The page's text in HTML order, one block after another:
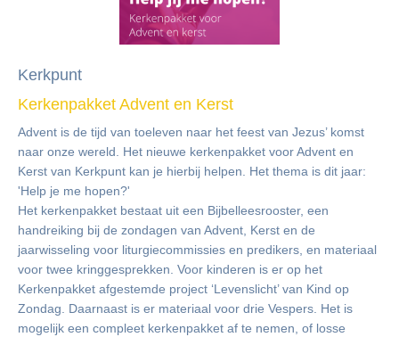
Kerkpunt
Kerkenpakket Advent en Kerst
Advent is de tijd van toeleven naar het feest van Jezus’ komst
naar onze wereld. Het nieuwe kerkenpakket voor Advent en
Kerst van Kerkpunt kan je hierbij helpen. Het thema is dit jaar:
'Help je me hopen?'
Het kerkenpakket bestaat uit een Bijbelleesrooster, een
handreiking bij de zondagen van Advent, Kerst en de
jaarwisseling voor liturgiecommissies en predikers, en materiaal
voor twee kringgesprekken. Voor kinderen is er op het
Kerkenpakket afgestemde project ‘Levenslicht’ van Kind op
Zondag. Daarnaast is er materiaal voor drie Vespers. Het is
mogelijk een compleet kerkenpakket af te nemen, of losse